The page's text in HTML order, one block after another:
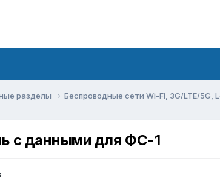
разделы Беспроводные сети Wi-Fi, 3G/LTE/5G,
с данными для ФС-1